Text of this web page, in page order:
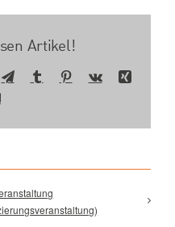
Artikel!
TelegramTumblrPinterest
Vk
Xing
E-